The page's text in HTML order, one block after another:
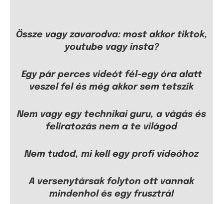
Össze vagy zavarodva: most akkor tiktok,
youtube vagy insta?
Egy pár perces videót fél-egy óra alatt
veszel fel és még akkor sem tetszik
Nem vagy egy technikai guru, a vágás és
feliratozás nem a te világod
Nem tudod, mi kell egy profi videóhoz
A versenytársak folyton ott vannak
mindenhol és egy frusztrál